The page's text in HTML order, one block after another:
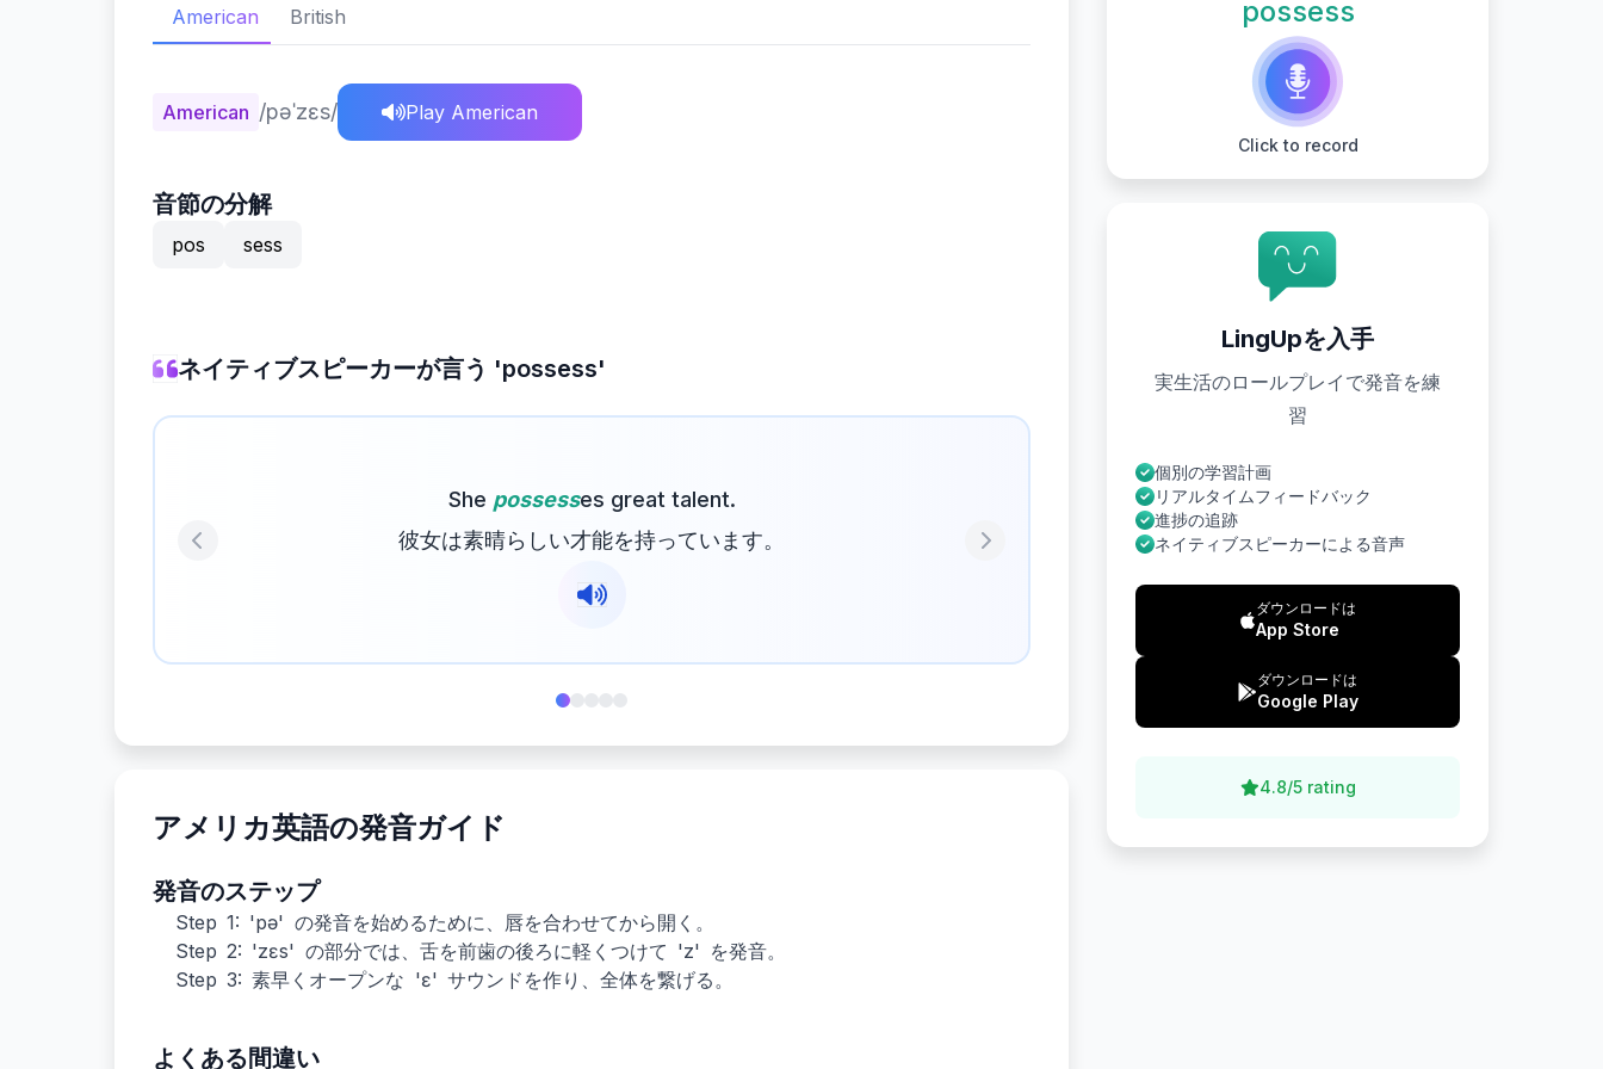
American British
American /pəˈzɛs/ Play American
音節の分解
pos sess
ネイティブスピーカーが言う 'possess'
She possesses great talent.
彼女は素晴らしい才能を持っています。
Previous Next
アメリカ英語の発音ガイド
発音のステップ
Step 1: 'pə' の発音を始めるために、唇を合わせてから開く。
Step 2: 'zɛs' の部分では、舌を前歯の後ろに軽くつけて 'z' を発音。
Step 3: 素早くオープンな 'ɛ' サウンドを作り、全体を繋げる。
よくある間違い
possess
Click to record
LingUpを入手
実生活のロールプレイで発音を練
習
個別の学習計画
リアルタイムフィードバック
進捗の追跡
ネイティブスピーカーによる音声
ダウンロードは
App Store
ダウンロードは
Google Play
4.8/5 rating